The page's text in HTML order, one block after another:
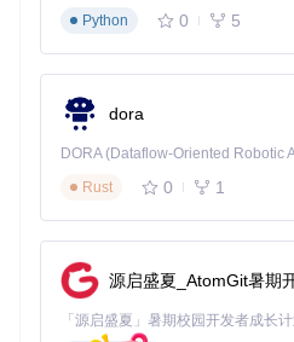
3.2 家庭聚会：全屋音乐无缝联动
朋友来家里聚会，只需说"小爱同
有连接的音箱就会同步播放，营
3.3 工作学习：专注模式免打扰
开启专注模式后，音箱会自动降
停"和"下一首"之外的所有指令，
3.4 睡前场景：音乐伴你入眠
"小爱同学，30分钟后关闭音乐
在你入睡后自动关闭，不用担心
Python
0 5
dora
Rust
0 1
源启盛夏_AtomGit暑期